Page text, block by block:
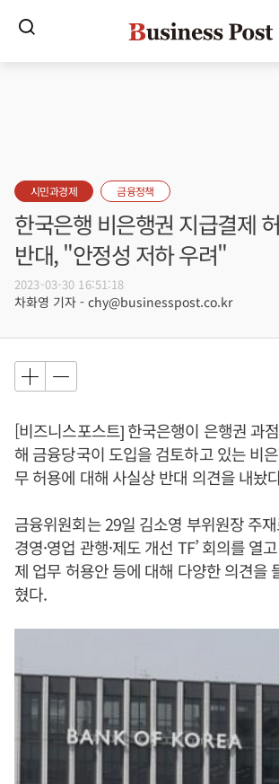
시민과경제 금융정책
한국은행 비은행권 지급결제
반대, "안정성 저하 우려"
2023-03-30 16:51:18
차화영 기자 - chy@businesspost.co.kr
[비즈니스포스트] 한국은행이 은행권 과
해 금융당국이 도입을 검토하고 있는 비
무 허용에 대해 사실상 반대 의견을 내놨
금융위원회는 29일 김소영 부위원장 주
경영·영업 관행·제도 개선 TF’ 회의를 열
제 업무 허용안 등에 대해 다양한 의견을
혔다.